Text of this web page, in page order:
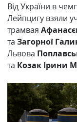
Від України в
Лейпцигу взяли
трамвая
та Загорної
Львова
та Козак Ірини